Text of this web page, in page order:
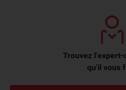
Trouvez l'expert-
qu'il vous